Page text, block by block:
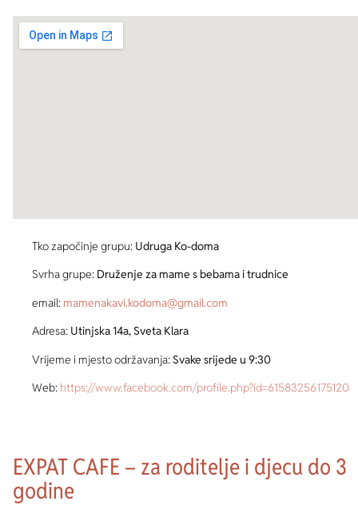
Tko započinje grupu: Udruga Ko-doma
Svrha grupe: Druženje za mame s bebama i trudnice
email: mamenakavi.kodoma@gmail.com
Adresa: Utinjska 14a, Sveta Klara
Vrijeme i mjesto održavanja: Svake srijede u 9:30
Web: https://www.facebook.com/profile.php?id=61583256175120
EXPAT CAFE – za roditelje i djecu do 3
godine